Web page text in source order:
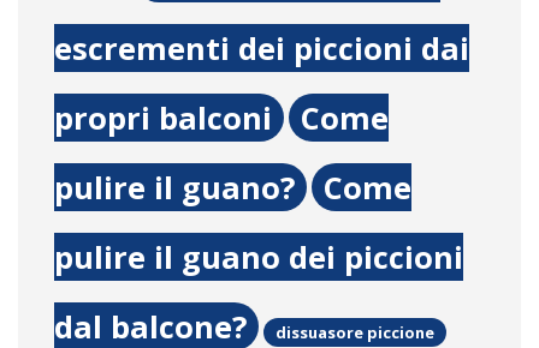
escrementi dei piccioni dai
propri balconi
Come
pulire il guano?
Come
pulire il guano dei piccioni
dal balcone?
dissuasore piccione